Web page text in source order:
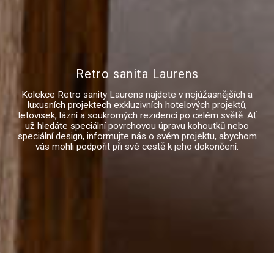
Retro sanita Laurens
Kolekce Retro sanity Laurens najdete v nejúžasnějších a
luxusních projektech exkluzivních hotelových projektů,
letovisek, lázní a soukromých rezidencí po celém světě. Ať
už hledáte speciální povrchovou úpravu kohoutků nebo
speciální design, informujte nás o svém projektu, abychom
vás mohli podpořit při své cestě k jeho dokončení.